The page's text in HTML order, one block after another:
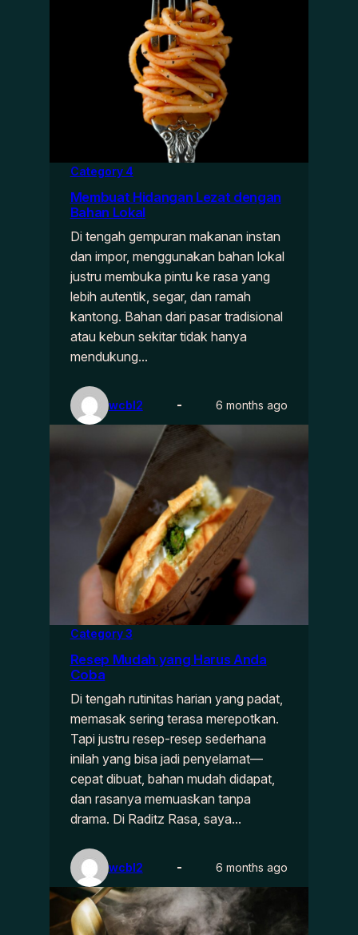
Category 4
Membuat Hidangan Lezat dengan
Bahan Lokal
Di tengah gempuran makanan instan
dan impor, menggunakan bahan lokal
justru membuka pintu ke rasa yang
lebih autentik, segar, dan ramah
kantong. Bahan dari pasar tradisional
atau kebun sekitar tidak hanya
mendukung…
wcbl2 6 months ago
Category 3
Resep Mudah yang Harus Anda
Coba
Di tengah rutinitas harian yang padat,
memasak sering terasa merepotkan.
Tapi justru resep-resep sederhana
inilah yang bisa jadi penyelamat—
cepat dibuat, bahan mudah didapat,
dan rasanya memuaskan tanpa
drama. Di Raditz Rasa, saya…
wcbl2 6 months ago